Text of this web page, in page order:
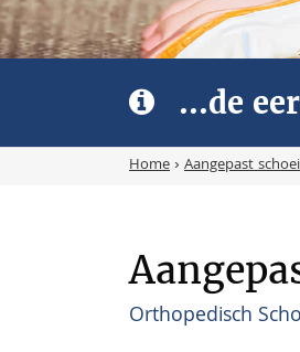
...de
Home› Aangepast
Orthopedisch